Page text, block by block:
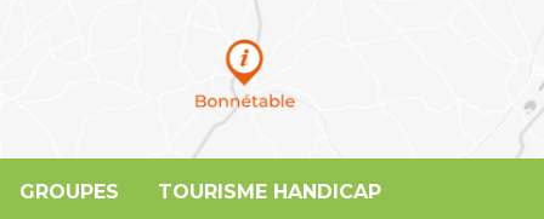
GROUPES TOURISME HANDICAP